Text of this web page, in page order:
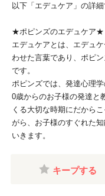
以下「エデュケア」の詳
★ポピンズのエデュケア★
エデュケアとは、エデュ
わせた言葉であり、ポピ
です。
ポピンズでは、発達心理
0歳からのお子様の発達と
くる大切な時期にだから
がら、お子様のすぐれた
いきます。
キープする